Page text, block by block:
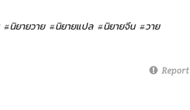
#นิยายวาย #นิยายแปล #นิยายจีน #วาย
Report